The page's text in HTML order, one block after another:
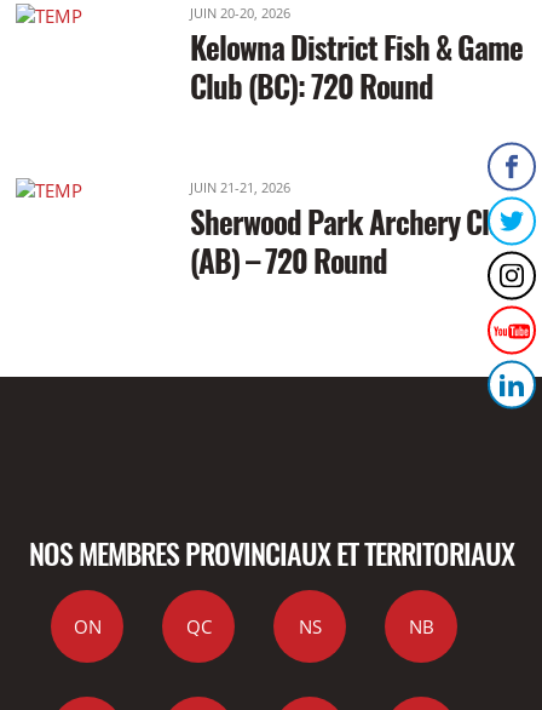
JUIN 20-20, 2026
Kelowna District Fish & Game
Club (BC): 720 Round
JUIN 21-21, 2026
Sherwood Park Archery Club
(AB) – 720 Round
NOS MEMBRES PROVINCIAUX ET TERRITORIAUX
ON QC NS NB